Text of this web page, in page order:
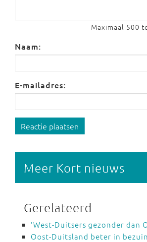
Maximaal 500
Naam:
E-mailadres:
Reactie plaatsen
Meer Kort nieuws
Gerelateerd
'West-Duitsers gezonder dan
Oost-Duitsland beter in